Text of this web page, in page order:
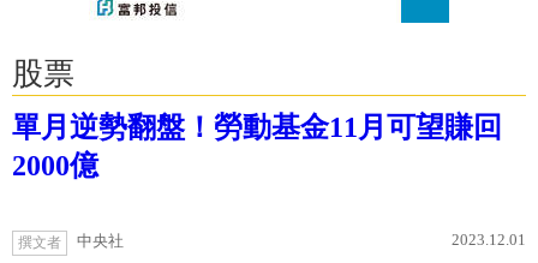
股票
單月逆勢翻盤！勞動基金11月可望賺回
2000億
撰文者 中央社 2023.12.01